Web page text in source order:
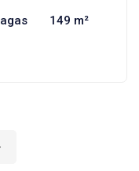
149 m²